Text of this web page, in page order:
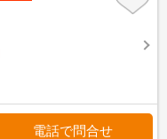
電話で問合せ